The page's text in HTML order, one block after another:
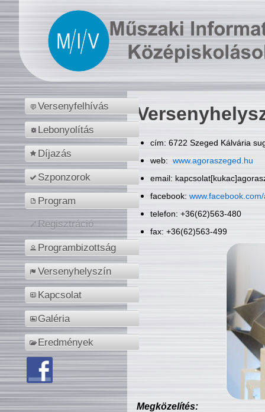
Versenyfelhívás
Lebonyolítás
Díjazás
Szponzorok
Program
Regisztráció
Programbizottság
Versenyhelyszín
Kapcsolat
Galéria
Eredmények
cím: 6722 Szeged Kálvária
web: www.agoraszeged.hu
email:
facebook:
telefon: +36(62)563-480
fax: +36(62)563-499
Megközelítés: